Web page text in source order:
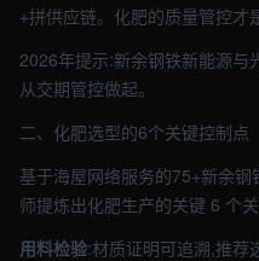
+拼供应链。化肥的质量管控才
2026年提示:新余钢铁新能源与
从交期管控做起。
二、化肥选型的6个关键控制点
基于海屋网络服务的75+新余
师提炼出化肥生产的关键 6 个
用料检验:材质证明可追溯,推荐